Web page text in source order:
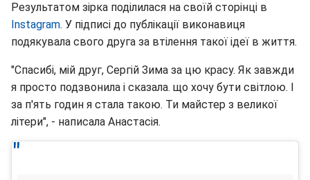
Результатом зірка поділилася на своїй сторінці в
Instagram. У підписі до публікації виконавиця
подякувала свого друга за втілення такої ідеї в життя.
"Спасибі, мій друг, Сергій Зима за цю красу. Як завжди
я просто подзвонила і сказала. що хочу бути світлою. І
за п'ять годин я стала такою. Ти майстер з великої
літери", - написала Анастасія.